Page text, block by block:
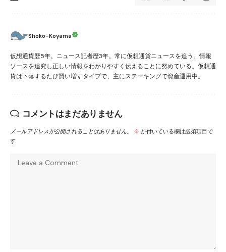
Shoko-Koyama
仮想通貨歴5年。ニュース記者歴3年。常に仮想通貨ニュースを追う。情報
ソースを追究し正しい情報をわかりやすく伝えることに努めている。仮想通
貨は下落するたび買い増すタイプで、主にステーキングで資産運用中。
コメントはまだありません
メールアドレスが公開されることはありません。 ※ が付いている欄は必須項目で
す